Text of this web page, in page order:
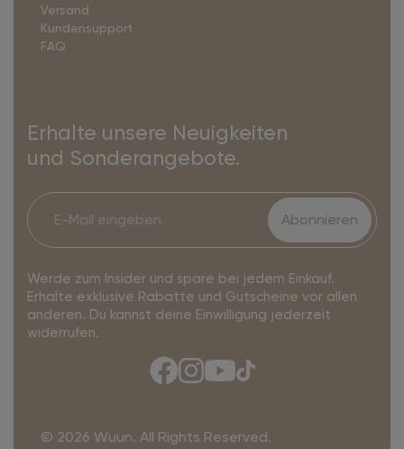
Versand
Kundensupport
FAQ
Erhalte unsere Neuigkeiten
und Sonderangebote.
Abonnieren
Werde zum Insider und spare bei jedem Einkauf.
Erhalte exklusive Rabatte und Gutscheine vor allen
anderen. Du kannst deine Einwilligung jederzeit
widerrufen.
© 2026 Wuun. All Rights Reserved.